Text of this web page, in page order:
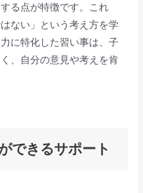
る点が特徴です。これ
ない」という考え方を学
に特化した習い事は、子
、自分の意見や考えを肯
できるサポート